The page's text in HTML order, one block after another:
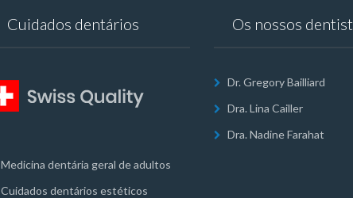
Cuidados dentários
Medicina dentária geral de adultos
Cuidados dentários estéticos
Os nossos
Dr. Gregory Bailliard
Dra. Lina Cailler
Dra. Nadine Farahat